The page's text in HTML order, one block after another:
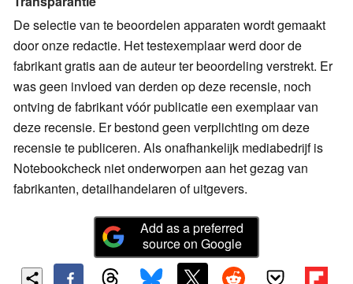
De selectie van te beoordelen apparaten wordt gemaakt
door onze redactie. Het testexemplaar werd door de
fabrikant gratis aan de auteur ter beoordeling verstrekt. Er
was geen invloed van derden op deze recensie, noch
ontving de fabrikant vóór publicatie een exemplaar van
deze recensie. Er bestond geen verplichting om deze
recensie te publiceren. Als onafhankelijk mediabedrijf is
Notebookcheck niet onderworpen aan het gezag van
fabrikanten, detailhandelaren of uitgevers.
Add as a preferred
source on Google